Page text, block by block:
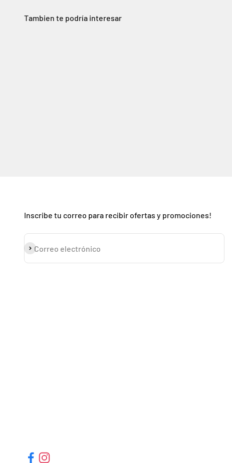
Tambien te podría interesar
Inscribe tu correo para recibir ofertas y promociones!
Correo electrónico
Suscribirse